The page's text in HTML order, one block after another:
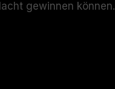
gewinnen können.